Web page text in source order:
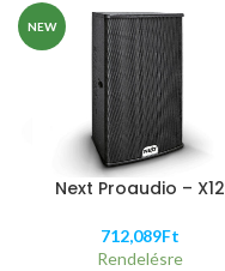
NEW
Next Proaudio – X12
712,089Ft
Rendelésre